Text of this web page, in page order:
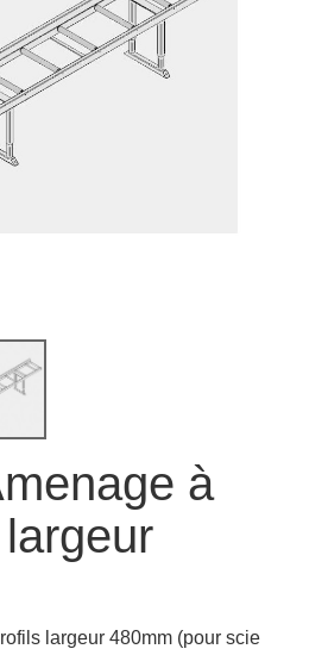
à
largeur 480mm (pour scie